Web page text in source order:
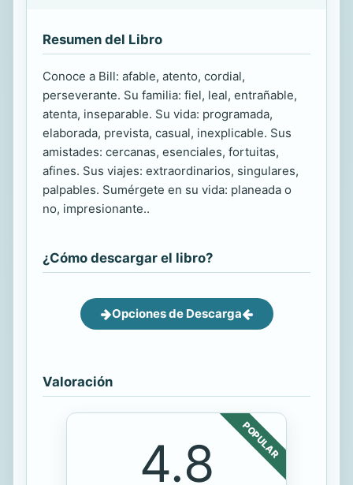
Resumen del Libro
Conoce a Bill: afable, atento, cordial,
perseverante. Su familia: fiel, leal, entrañable,
atenta, inseparable. Su vida: programada,
elaborada, prevista, casual, inexplicable. Sus
amistades: cercanas, esenciales, fortuitas,
afines. Sus viajes: extraordinarios, singulares,
palpables. Sumérgete en su vida: planeada o
no, impresionante..
¿Cómo descargar el libro?
Opciones de Descarga
Valoración
POPULAR
4.8